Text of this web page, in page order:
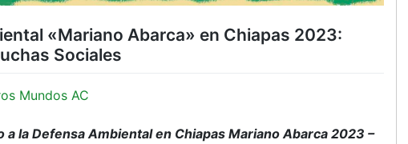
«Mariano Abarca» en Chiapas 2023:
Sociales
Mundos AC
la Defensa Ambiental en Chiapas Mariano Abarca 2023 –